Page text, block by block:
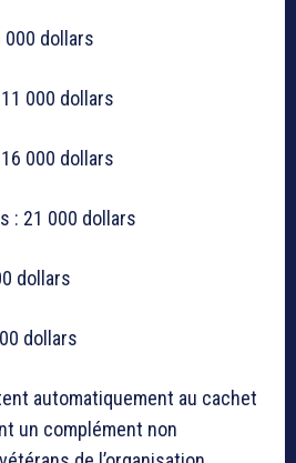
000 dollars
000 dollars
000 dollars
: 21 000 dollars
dollars
dollars
automatiquement au cachet
un complément non